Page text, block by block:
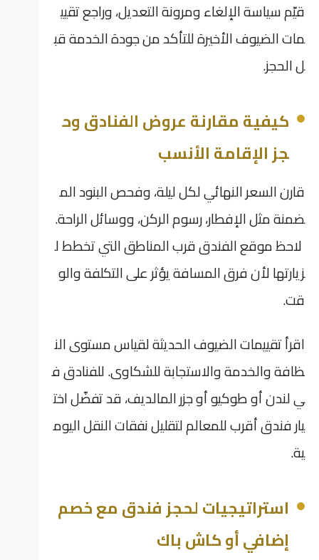
قيّم سياسة الإلغاء ومرونة التعديل، وراجع تقيي
مات الضيوف الأخيرة للتأكد من جودة الخدمة قب
ل الحجز.
كيفية مقارنة عروض الفنادق وح
جز الإقامة الأنسب
قارن السعر النهائي لكل ليلة، وفحص البنود الم
ضمنة مثل الإفطار، رسوم الركن، ووسائل الراحة.
لاحظ موقع الفندق قرب المناطق التي تخطط ل
زيارتها لأن فرق المسافة يؤثر على التكلفة والو
قت.
اقرأ تقييمات الضيوف الحديثة لقياس مستوى الن
ظافة والخدمة والاستجابة للشكاوى. للفنادق ف
ي لندن أو طوكيو أو جزر المالديف، قد تفضّل اخت
يار فندق أقرب للمعالم لتقليل نفقات النقل اليوم
ية.
استراتيجيات لحجز فندق مع خصم
إضافي أو كاش باك